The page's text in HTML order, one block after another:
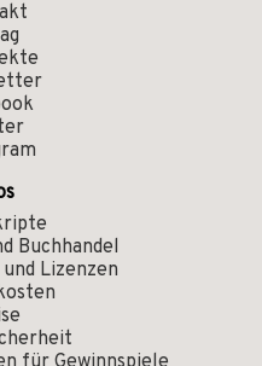
Buchhandel
Lizenzen